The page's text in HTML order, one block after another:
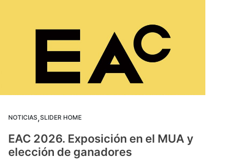
NOTICIAS,SLIDER HOME
EAC 2026. Exposición en el MUA y
elección de ganadores